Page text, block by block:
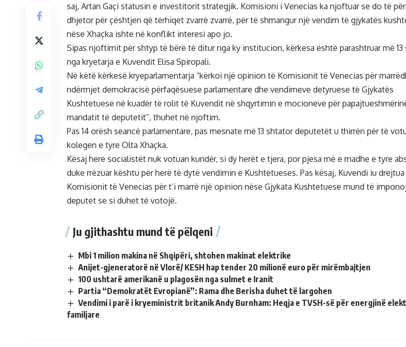
saj, Artan Gaçi statusin e investitorit strategjik. Komisioni i Venecias ka njoftuar se do të
dhjetor për çështjen që tërhiqet zvarrë zvarrë, për të shmangur një vendim të gjykatës
nëse Xhaçka ishte në konflikt interesi apo jo.
Sipas njoftimit për shtyp të bërë të ditur nga ky institucion, kërkesa është parashtruar më
nga kryetarja e Kuvendit Elisa Spiropali.
Në këtë kërkesë kryeparlamentarja “kërkoi një opinion të Komisionit të Venecias për
ndërmjet demokracisë përfaqësuese parlamentare dhe vendimeve detyruese të Gjykatës
Kushtetuese në kuadër të rolit të Kuvendit në shqyrtimin e mocioneve për
mandatit të deputetit”, thuhet në njoftim.
Pas 14 orësh seancë parlamentare, pas mesnate më 13 shtator deputetët u thirrën për të
kolegen e tyre Olta Xhaçka.
Kësaj here socialistët nuk votuan kundër, si dy herët e tjera, por pjesa më e madhe e tyre
duke rrëzuar kështu për herë të dytë vendimin e Kushtetueses. Pas kësaj, Kuvendi iu
Komisionit të Venecias për t’i marrë një opinion nëse Gjykata Kushtetuese mund të
deputet se si duhet të votojë.
Ju gjithashtu mund të pëlqeni
Mbi 1 milion makina në Shqipëri, shtohen makinat elektrike
Anijet-gjeneratorë në Vlorë/ KESH hap tender 20 milionë euro për mirëmbajtjen
100 ushtarë amerikanë u plagosën nga sulmet e Iranit
Partia “Demokratët Evropianë”: Rama dhe Berisha duhet të largohen
Vendimi i parë i kryeministrit britanik Andy Burnham: Heqja e TVSH-së për energjinë
familjare